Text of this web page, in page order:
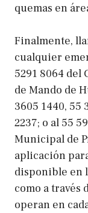
quemas en
Finalmente,
cualquier
5291 8064 del
de Mando de
3605 1440, 55
2237; o al 55
Municipal de
aplicación
disponible en
como a través
operan en